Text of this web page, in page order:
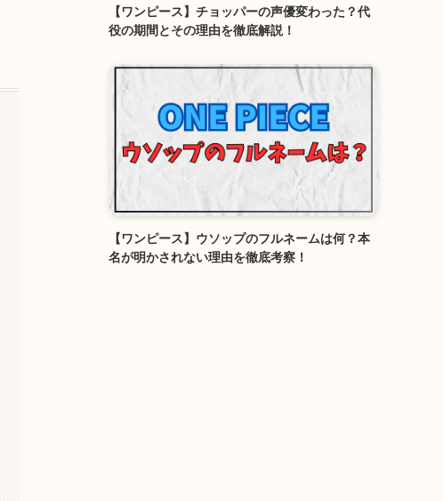
【ワンピース】チョッパーの声優変わった？代
役の期間とその理由を徹底解説！
【ワンピース】ウソップのフルネームは何？本
名が明かされない理由を徹底考察！